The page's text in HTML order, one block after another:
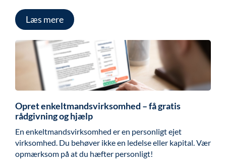
Læs mere
Opret enkeltmandsvirksomhed – få gratis
rådgivning og hjælp
En enkeltmandsvirksomhed er en personligt ejet
virksomhed. Du behøver ikke en ledelse eller kapital. Vær
opmærksom på at du hæfter personligt!